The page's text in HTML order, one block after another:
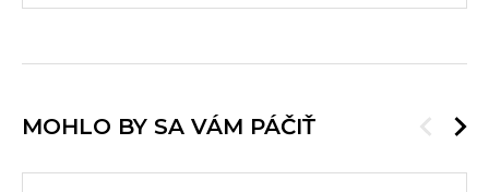
MOHLO BY SA VÁM PÁČIŤ